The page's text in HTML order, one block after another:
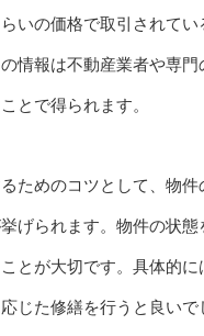
いの価格で取引されてい
情報は不動産業者や専門
とで得られます。
ためのコツとして、物件
げられます。物件の状
とが大切です。具体的に
じた修繕を行うと良いで